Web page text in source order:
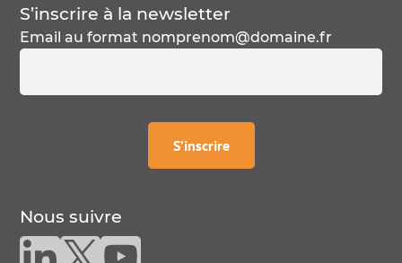
S’inscrire à la newsletter
Email au format nomprenom@domaine.fr
S’inscrire
à lanewsletter
Nous suivre
Nous suivre sur linkedin
Nous suivre sur twitter
Nous suivre sur youtube